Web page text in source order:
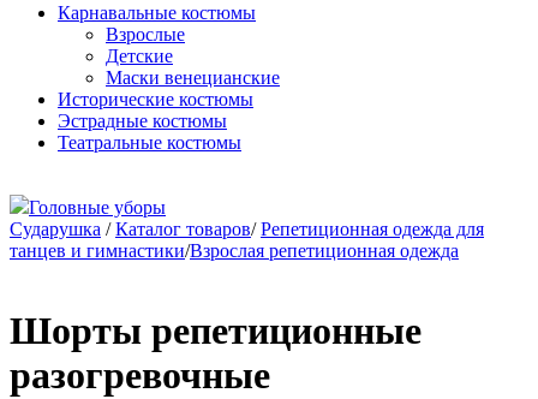
Карнавальные костюмы
Взрослые
Детские
Маски венецианские
Исторические костюмы
Эстрадные костюмы
Театральные костюмы
Головные уборы
Сударушка / Каталог товаров/ Репетиционная одежда для
танцев и гимнастики/Взрослая репетиционная одежда
Шорты репетиционные
разогревочные